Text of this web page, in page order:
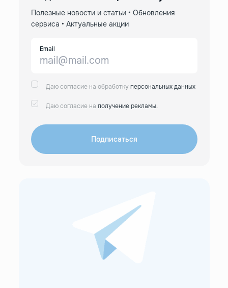
Полезные новости и статьи • Обновления
сервиса • Актуальные акции
Email
Даю согласие на обработкуперсональных данных
Даю согласие на получение рекламы.
Подписаться